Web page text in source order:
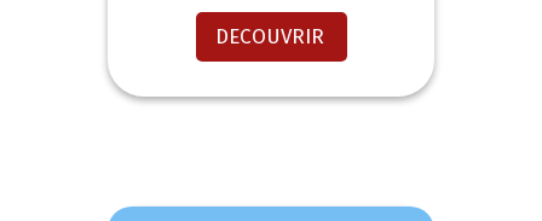
DECOUVRIR